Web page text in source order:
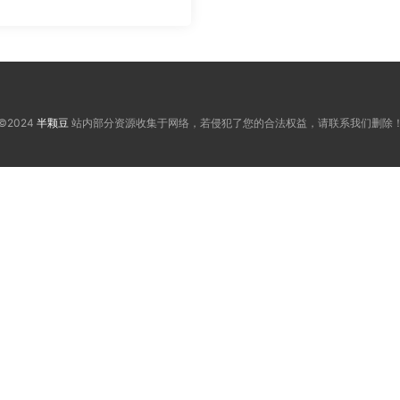
半颗豆站内部分资源收集于网络，若侵犯了您的合法权益，请联系我们删除